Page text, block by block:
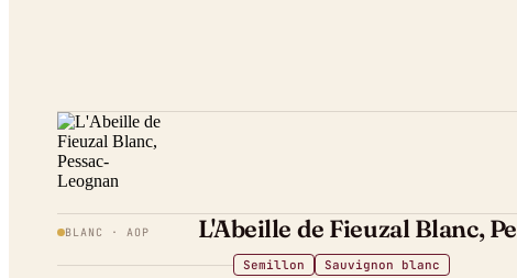
BLANC · AOP L'Abeille de Fieuzal Blanc,
Semillon Sauvignon blanc